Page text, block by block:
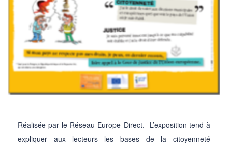
Réalisée par le Réseau Europe Direct. L’exposition tend à
expliquer aux lecteurs les bases de la citoyenneté